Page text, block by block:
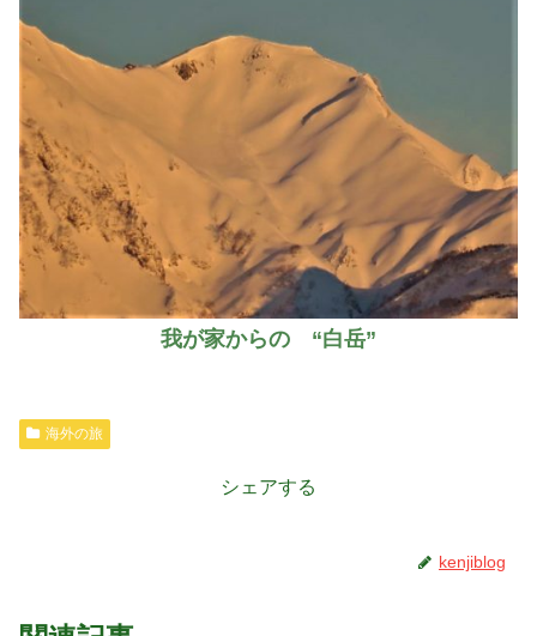
我が家からの “白岳”
海外の旅
シェアする
kenjiblog